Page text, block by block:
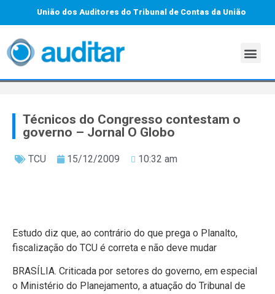
União dos Auditores do Tribunal de Contas da União
Técnicos do Congresso contestam o
governo – Jornal O Globo
TCU 15/12/2009 10:32 am
Estudo diz que, ao contrário do que prega o Planalto,
fiscalização do TCU é correta e não deve mudar
BRASÍLIA. Criticada por setores do governo, em especial
o Ministério do Planejamento, a atuação do Tribunal de